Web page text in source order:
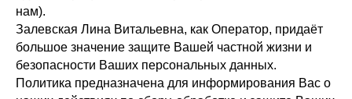
нам).
Залевская Лина Витальевна, как Оператор, придаёт
большое значение защите Вашей частной жизни и
безопасности Ваших персональных данных.
Политика предназначена для информирования Вас о